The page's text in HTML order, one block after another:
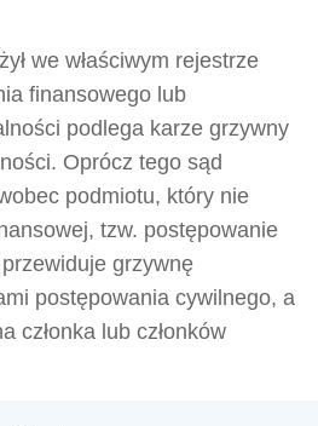
we właściwym rejestrze
finansowego lub
podlega karze grzywny
Oprócz tego sąd
podmiotu, który nie
tzw. postępowanie
grzywnę
postępowania cywilnego, a
członka lub członków